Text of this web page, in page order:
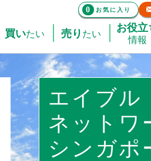
買いたい 売り たい お役立
情報
0 お気に入り
エイブル
ネットワ
シンガポ